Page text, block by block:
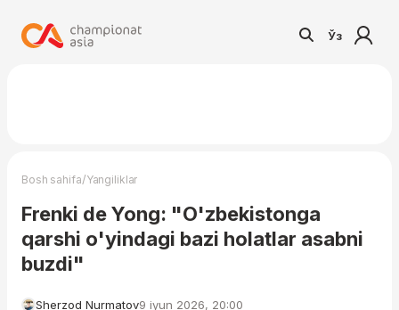
Ўз
Bosh sahifa/Yangiliklar
Frenki de Yong: "O'zbekistonga
qarshi o'yindagi bazi holatlar asabni
buzdi"
Sherzod Nurmatov9 iyun 2026, 20:00